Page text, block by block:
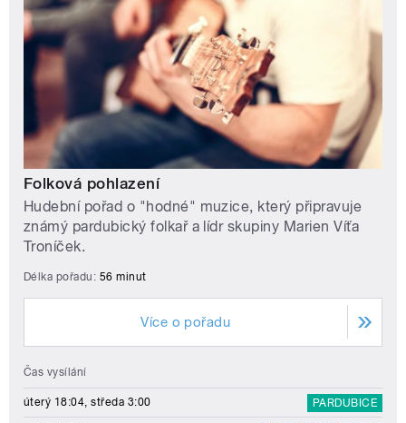
Folková pohlazení
Hudební pořad o "hodné" muzice, který připravuje
známý pardubický folkař a lídr skupiny Marien Víťa
Troníček.
Délka pořadu: 56 minut
Více o pořadu
Čas vysílání
úterý 18:04, středa 3:00 PARDUBICE